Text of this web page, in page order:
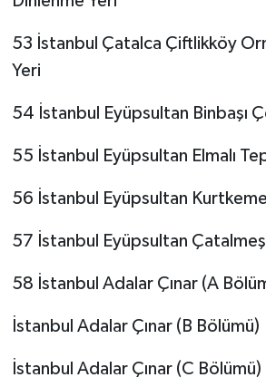
53 İstanbul Çatalca Çiftlikköy
Yeri
54 İstanbul Eyüpsultan Binbaşı
55 İstanbul Eyüpsultan Elmalı
56 İstanbul Eyüpsultan
57 İstanbul Eyüpsultan
58 İstanbul Adalar Çınar (A
İstanbul Adalar Çınar (B Bölümü)
İstanbul Adalar Çınar (C Bölümü)